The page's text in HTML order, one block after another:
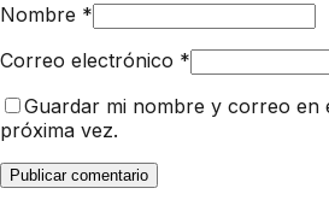
Nombre *
Correo electrónico *
Guardar mi nombre y correo en
próxima vez.